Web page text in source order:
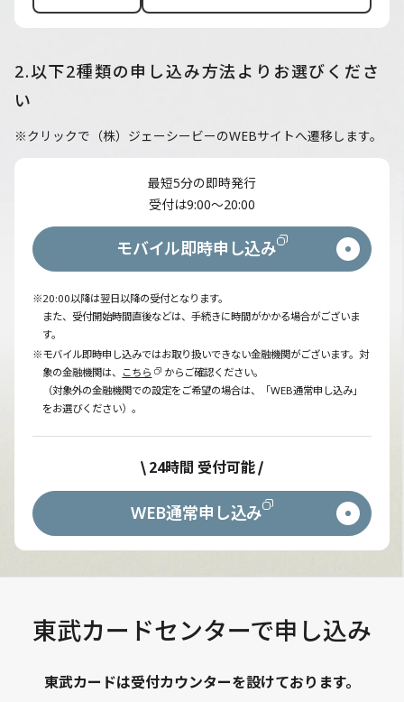
2.以下2種類の申し込み方法よりお選びくださ
い
※クリックで（株）ジェーシービーのWEBサイトへ遷移します。
最短5分の即時発行
受付は9:00～20:00
モバイル即時申し込み
※20:00以降は翌日以降の受付となります。
また、受付開始時間直後などは、手続きに時間がかかる場合がございま
す。
※モバイル即時申し込みではお取り扱いできない金融機関がございます。対
象の金融機関は、
こちら
からご確認ください。
（対象外の金融機関での設定をご希望の場合は、「WEB通常申し込み」
をお選びください）。
24時間 受付可能
WEB通常申し込み
東武カードセンターで申し込み
東武カードは受付カウンターを設けております。